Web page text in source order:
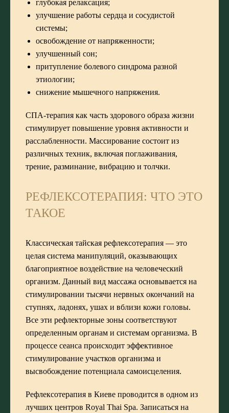
глубокая релаксация;
улучшение работы сердца и сосудистой
системы;
освобождение от напряженности;
улучшенный сон;
притупление болевого синдрома разной
этиологии;
снижение мышечного напряжения.
СПА-терапия как часть здорового образа жизни
стимулирует повышение уровня активности и
расслабленности. Массирование состоит из
различных техник, включая поглаживания,
трение, разминание, вибрацию и толчки.
РЕФЛЕКСОТЕРАПИЯ: ЧТО ЭТО
ТАКОЕ
Классическая тайская рефлексотерапия — это
целая система манипуляций, оказывающих
благоприятное воздействие на человеческий
организм. Данный вид массажа основывается на
стимулировании тысячи нервных окончаний на
ступнях, ладонях, ушах и вблизи кожи головы.
Все эти рефлекторные зоны соответствуют
определенным органам и системам организма. В
процессе сеанса происходит эффективное
стимулирование участков организма и
высвобождение потенциала самоисцеления.
Рефлексотерапия в Киеве проводится в одном из
лучших центров Royal Thai Spa. Записаться на